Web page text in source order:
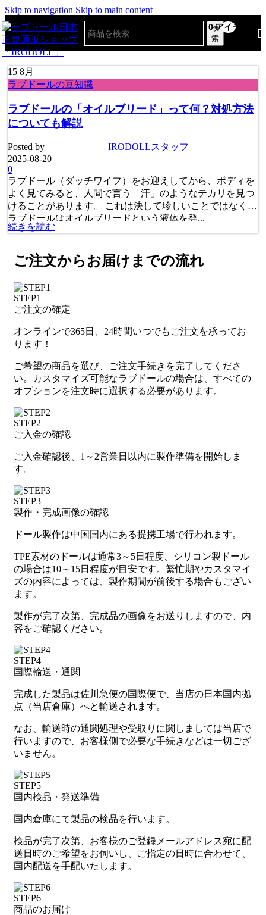
Skip to navigation Skip to main content
検
索
0アイテム
15 8月
ラブドールの豆知識
ラブドールの「オイルブリード」って何？対処方法
についても解説
Posted by
IRODOLLスタッフ
2025-08-20
0
ラブドール（ダッチワイフ）をお迎えしてから、ボディを
よく見てみると、人間で言う「汗」のようなテカリを見つ
けることがあります。 これは決して珍しいことではなく、
ラブドールはオイルブリードという液体を発...
続きを読む
ご注文からお届けまでの流れ
STEP1
ご注文の確定
オンラインで365日、24時間いつでもご注文を承ってお
ります！
ご希望の商品を選び、ご注文手続きを完了してくださ
い。カスタマイズ可能なラブドールの場合は、すべての
オプションを注文時に選択する必要があります。
STEP2
ご入金の確認
ご入金確認後、1～2営業日以内に製作準備を開始しま
す。
STEP3
製作・完成画像の確認
ドール製作は中国国内にある提携工場で行われます。
TPE素材のドールは通常3～5日程度、シリコン製ドール
の場合は10～15日程度が目安です。繁忙期やカスタマイ
ズの内容によっては、製作期間が前後する場合もござい
ます。
製作が完了次第、完成品の画像をお送りしますので、内
容をご確認ください。
STEP4
国際輸送・通関
完成した製品は佐川急便の国際便で、当店の日本国内拠
点（当店倉庫）へと輸送されます。
なお、輸送時の通関処理や受取りに関しましては当店で
行いますので、お客様側で必要な手続きなどは一切ござ
いません。
STEP5
国内検品・発送準備
国内倉庫にて製品の検品を行います。
検品が完了次第、お客様のご登録メールアドレス宛に配
送日時のご希望をお伺いし、ご指定の日時に合わせて、
国内配送を手配いたします。
STEP6
商品のお届け